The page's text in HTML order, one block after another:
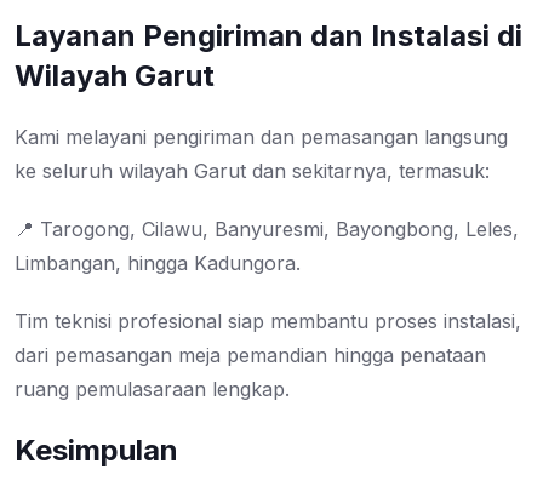
Layanan Pengiriman dan Instalasi di
Wilayah Garut
Kami melayani pengiriman dan pemasangan langsung
ke seluruh wilayah Garut dan sekitarnya, termasuk:
📍 Tarogong, Cilawu, Banyuresmi, Bayongbong, Leles,
Limbangan, hingga Kadungora.
Tim teknisi profesional siap membantu proses instalasi,
dari pemasangan meja pemandian hingga penataan
ruang pemulasaraan lengkap.
Kesimpulan